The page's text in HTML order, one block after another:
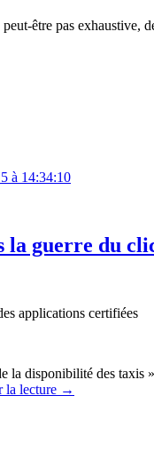
être pas exhaustive,
à 14:34:10
la guerre du
applications certifiées
la disponibilité des taxis
la lecture →